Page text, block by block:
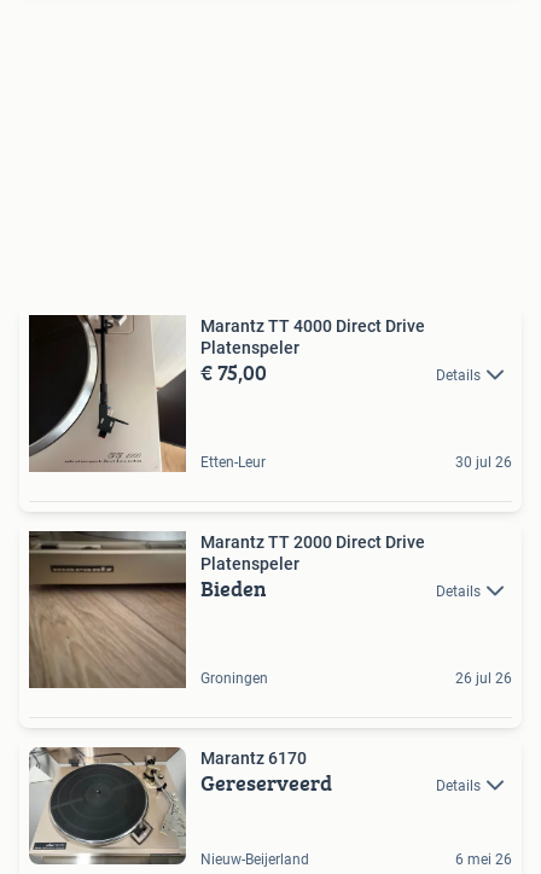
Marantz TT 4000 Direct Drive
Platenspeler
€ 75,00 Details
Etten-Leur 30 jul 26
Marantz TT 2000 Direct Drive
Platenspeler
Bieden Details
Groningen 26 jul 26
Marantz 6170
Gereserveerd Details
Nieuw-Beijerland 6 mei 26